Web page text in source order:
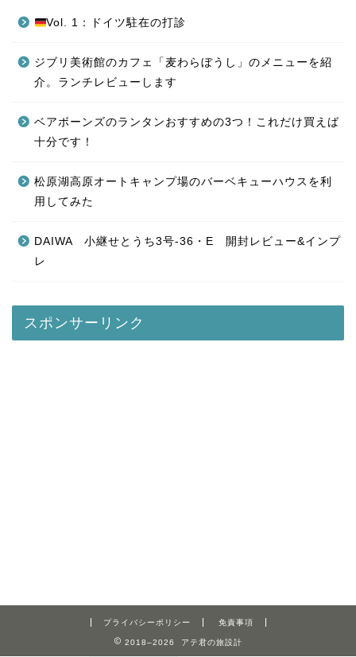
Vol. 1：ドイツ駐在の打診
ジブリ美術館のカフェ「麦わらぼうし」のメニューを紹
介。ランチレビューします
ベアボーンズのランタンおすすめの3つ！これだけ買えば
十分です！
松原湖高原オートキャンプ場のバーベキューハウスを利
用してみた
DAIWA 小継せとうち3号-36・E 開封レビュー&インプ
レ
スポンサーリンク
プライバシーポリシー 免責事項
2018–2026 アテ君の旅設計